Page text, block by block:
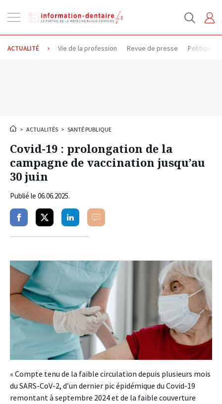
la
navigation
ACTUALITÉ Vie de la profession Revue de presse Politique
> ACTUALITÉS > SANTÉ PUBLIQUE
Covid-19 : prolongation de la
campagne de vaccination jusqu’au
30 juin
Publié le 06.06.2025.
PartagerPartagerPartagerCommenter
« Compte tenu de la faible circulation depuis plusieurs mois
du SARS-CoV-2, d’un dernier pic épidémique du Covid-19
remontant à septembre 2024 et de la faible couverture